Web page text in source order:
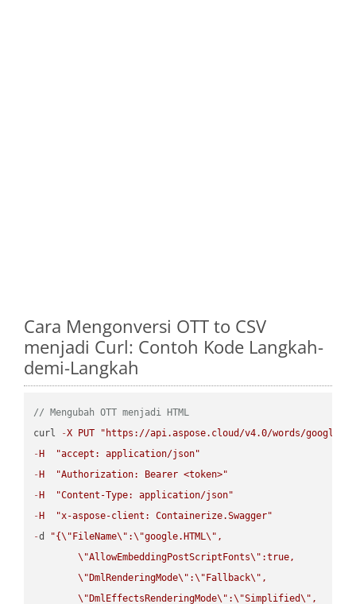
Cara Mengonversi OTT to CSV
menjadi Curl: Contoh Kode Langkah-
demi-Langkah
// Mengubah OTT menjadi HTML
curl
-X PUT
"https://api.aspose.cloud/v4.0/words/
- H
"accept: application/json"
- H
"Authorization: Bearer <token>"
- H
"Content-Type: application/json"
- H
"x-aspose-client: Containerize.Swagger"
-d "{\" FileName\" :\"google.HTML\" ,
\"AllowEmbeddingPostScriptFonts\" :true,
\" DmlRenderingMode\" :\" Fallback\" ,
\" DmlEffectsRenderingMode\" :\"Simplified\" ,